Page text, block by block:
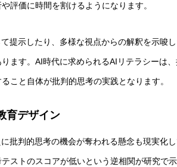
評価に時間を割けるようになります。
提示したり、多様な視点からの解釈を示唆
ます。AI時代に求められるAIリテラシーは
こと自体が批判的思考の実践となります。
育デザイン
批判的思考の機会が奪われる懸念も現実化
ストのスコアが低いという逆相関が研究で